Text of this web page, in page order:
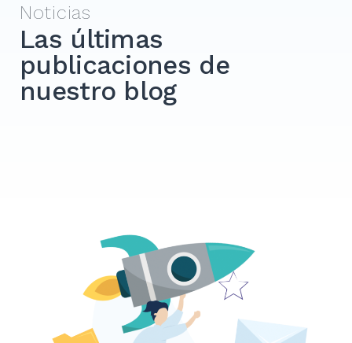
Noticias
Las últimas
publicaciones de
nuestro blog